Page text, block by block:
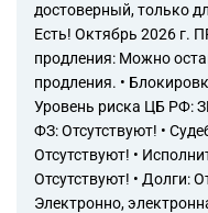
достоверный, только
Есть! Октябрь 2026 г.
продления: Можно
продления. •
Уровень риска ЦБ РФ:
ФЗ: Отсутствуют! •
Отсутствуют! •
Отсутствуют! • Долги:
Электронно,